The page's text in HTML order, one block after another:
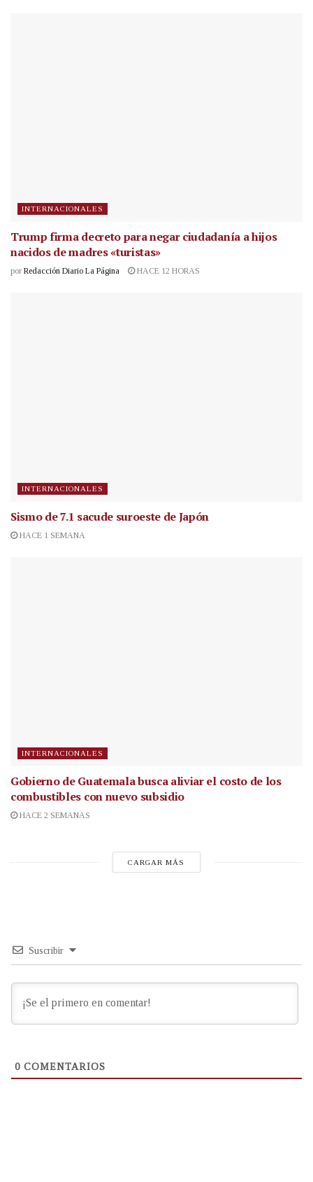
INTERNACIONALES
Trump firma decreto para negar ciudadanía a hijos
nacidos de madres «turistas»
por Redacción Diario La Página HACE 12 HORAS
INTERNACIONALES
Sismo de 7.1 sacude suroeste de Japón
HACE 1 SEMANA
INTERNACIONALES
Gobierno de Guatemala busca aliviar el costo de los
combustibles con nuevo subsidio
HACE 2 SEMANAS
CARGAR MÁS
Suscribir
0 COMENTARIOS